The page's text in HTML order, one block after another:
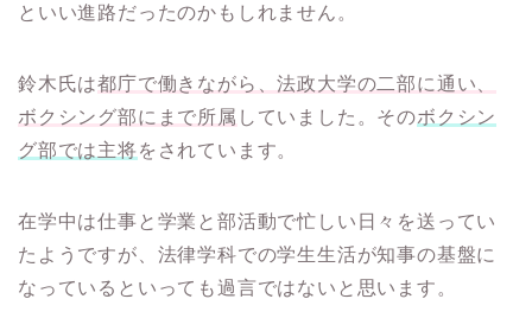
といい進路だったのかもしれません。
鈴木氏は都庁で働きながら、法政大学の二部に通い、
ボクシング部にまで所属 していました。そのボクシン
グ部では主将 をされています。
在学中は仕事と学業と部活動で忙しい日々を送ってい
たようですが、法律学科での学生生活が知事の基盤に
なっているといっても過言ではないと思います。